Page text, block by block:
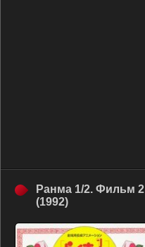
Ранма 1/2. Фильм 2
(1992)